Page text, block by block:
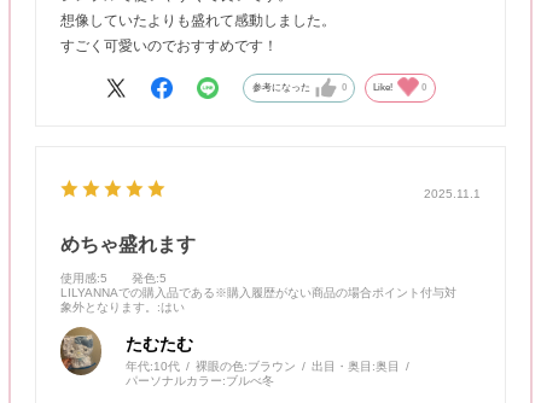
想像していたよりも盛れて感動しました。
すごく可愛いのでおすすめです！
参考になった 0 Like! 0
2025.11.1
めちゃ盛れます
使用感:5 発色:5
LILYANNAでの購入品である※購入履歴がない商品の場合ポイント付与対
象外となります。
:はい
たむたむ
年代:10代 裸眼の色:ブラウン 出目・奥目:奥目
パーソナルカラー:ブルべ冬